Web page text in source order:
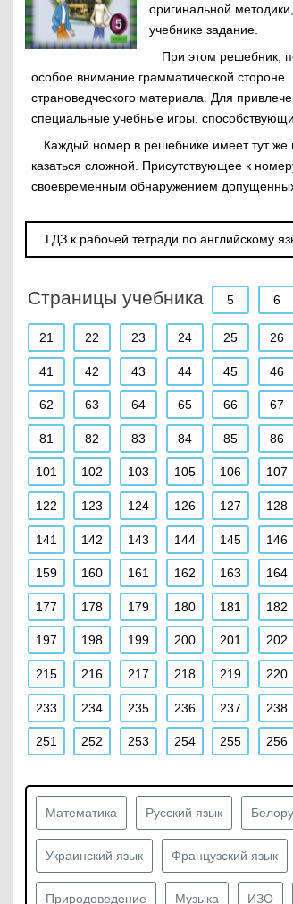
оригинальной
учебнике задание.
При этом решебник,
особое внимание грамматической
страноведческого материала. Для
специальные учебные игры,
Каждый номер в решебнике имеет тут же
казаться сложной. Присутствующее к
своевременным обнаружением
ГДЗ к рабочей тетради по английскому
Страницы учебника 5 6
21 22 23 24 25 26
41 42 43 44 45 46
62 63 64 65 66 67
81 82 83 84 85 86
101 102 103 105 106 107
122 123 124 126 127 128
141 142 143 144 145 146
159 160 161 162 163 164
177 178 179 180 181 182
197 198 199 200 201 202
215 216 217 218 219 220
233 234 235 236 237 238
251 252 253 254 255 256
Математика Русский язык
Украинский язык Французский язык
Природоведение Музыка ИЗО